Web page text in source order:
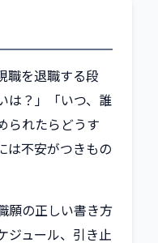
職を退職する段
は？」「いつ、誰
られたらどうす
は不安がつきもの
願の正しい書き方
ジュール、引き止